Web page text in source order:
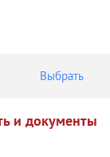
Выбрать
и документы